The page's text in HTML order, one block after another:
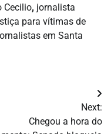
Cecilio, jornalista
para vítimas de
em Santa
Next:
Chegou a hora do